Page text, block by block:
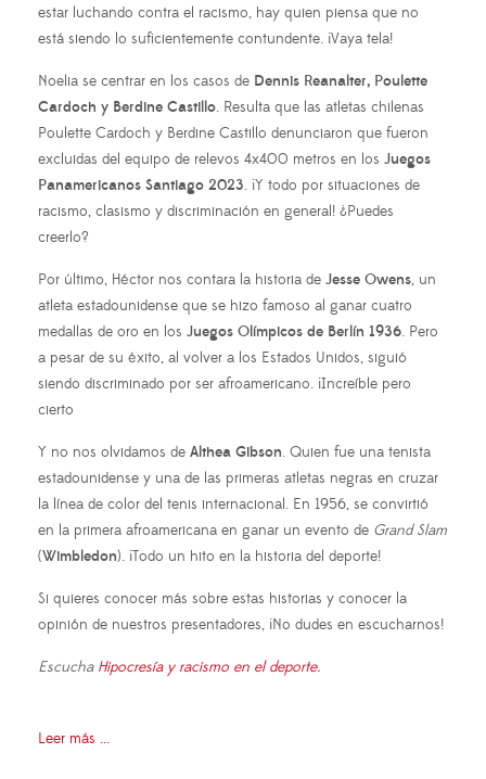
estar luchando contra el racismo, hay quien piensa que no
está siendo lo suficientemente contundente. ¡Vaya tela!
Noelia se centrar en los casos de Dennis Reanalter, Poulette
Cardoch y Berdine Castillo. Resulta que las atletas chilenas
Poulette Cardoch y Berdine Castillo denunciaron que fueron
excluidas del equipo de relevos 4x400 metros en los Juegos
Panamericanos Santiago 2023. ¡Y todo por situaciones de
racismo, clasismo y discriminación en general! ¿Puedes
creerlo?
Por último, Héctor nos contara la historia de Jesse Owens, un
atleta estadounidense que se hizo famoso al ganar cuatro
medallas de oro en los Juegos Olímpicos de Berlín 1936. Pero
a pesar de su éxito, al volver a los Estados Unidos, siguió
siendo discriminado por ser afroamericano. ¡Increíble pero
cierto
Y no nos olvidamos de Althea Gibson. Quien fue una tenista
estadounidense y una de las primeras atletas negras en cruzar
la línea de color del tenis internacional. En 1956, se convirtió
en la primera afroamericana en ganar un evento de Grand Slam
(Wimbledon). ¡Todo un hito en la historia del deporte!
Si quieres conocer más sobre estas historias y conocer la
opinión de nuestros presentadores, ¡No dudes en escucharnos!
Escucha Hipocresía y racismo en el deporte.
Leer más ...